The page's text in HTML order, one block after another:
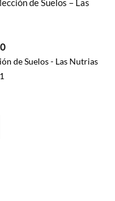
de Suelos – Las
de Suelos - Las Nutrias